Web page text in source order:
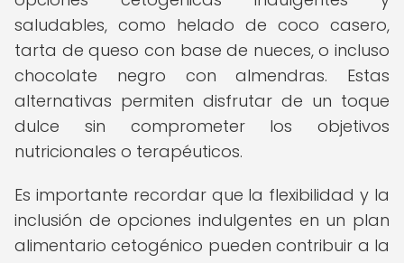
saludables, como helado de coco casero,
tarta de queso con base de nueces, o incluso
chocolate negro con almendras. Estas
alternativas permiten disfrutar de un toque
dulce sin comprometer los objetivos
nutricionales o terapéuticos.
Es importante recordar que la flexibilidad y la
inclusión de opciones indulgentes en un plan
alimentario cetogénico pueden contribuir a la